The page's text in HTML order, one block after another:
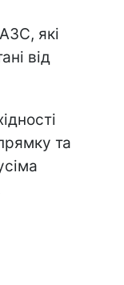
які
від
та